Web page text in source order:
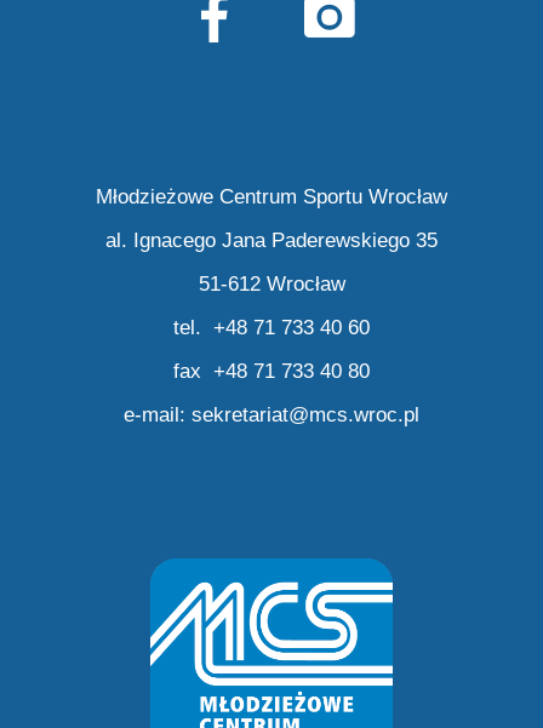
Młodzieżowe Centrum Sportu Wrocław
al. Ignacego Jana Paderewskiego 35
51-612 Wrocław
tel. +48 71 733 40 60
fax +48 71 733 40 80
e-mail: sekretariat@mcs.wroc.pl